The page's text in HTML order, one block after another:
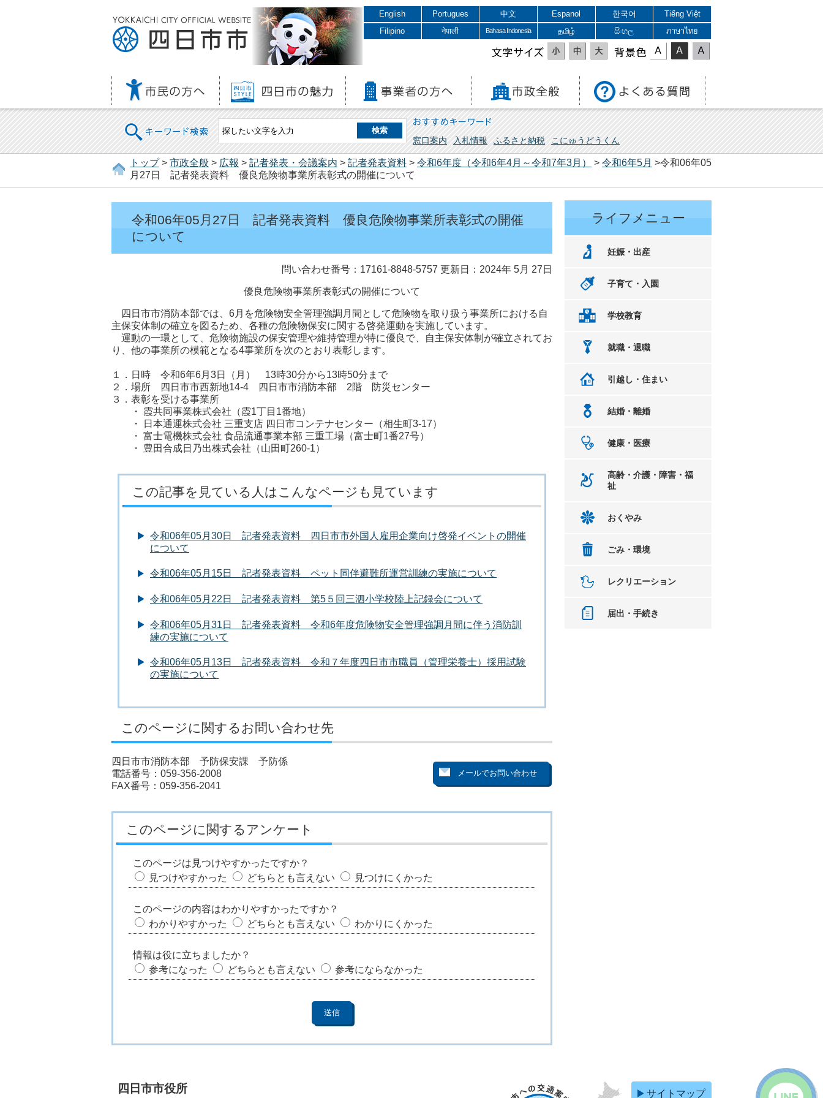
English Portugues 中文 Espanol 한국어
Tiếng Việt
Filipino
नेपाली Bahasa Indonesia தமிழ் සිංහල ภาษาไทย
文字サイズ 表示色
キーワード検索 おすすめキーワード
窓口案内 入札情報 ふるさと納税 こにゅうどうくん
トップ> 市政全般 > 広報 > 記者発表・会議案内 > 記者発表資料 > 令和6年度（令和6年4月～令和7年3月） > 令和6年5月 >令和06年05
月27日 記者発表資料 優良危険物事業所表彰式の開催について
令和06年05月27日 記者発表資料 優良危険物事業所表彰式の開催
について
問い合わせ番号：17161-8848-5757 更新日：2024年 5月 27日
優良危険物事業所表彰式の開催について
四日市市消防本部では、6月を危険物安全管理強調月間として危険物を取り扱う事業所における自
主保安体制の確立を図るため、各種の危険物保安に関する啓発運動を実施しています。
運動の一環として、危険物施設の保安管理や維持管理が特に優良で、自主保安体制が確立されてお
り、他の事業所の模範となる4事業所を次のとおり表彰します。
１．日時 令和6年6月3日（月） 13時30分から13時50分まで
２．場所 四日市市西新地14-4 四日市市消防本部 2階 防災センター
３．表彰を受ける事業所
・ 霞共同事業株式会社（霞1丁目1番地）
・ 日本通運株式会社 三重支店 四日市コンテナセンター（相生町3-17）
・ 富士電機株式会社 食品流通事業本部 三重工場（富士町1番27号）
・ 豊田合成日乃出株式会社（山田町260-1）
この記事を見ている人はこんなページも見ています
令和06年05月30日 記者発表資料 四日市市外国人雇用企業向け啓発イベントの開催
について
令和06年05月15日 記者発表資料 ペット同伴避難所運営訓練の実施について
令和06年05月22日 記者発表資料 第5５回三泗小学校陸上記録会について
令和06年05月31日 記者発表資料 令和6年度危険物安全管理強調月間に伴う消防訓
練の実施について
令和06年05月13日 記者発表資料 令和７年度四日市市職員（管理栄養士）採用試験
の実施について
このページに関するお問い合わせ先
四日市市消防本部 予防保安課 予防係
電話番号：059-356-2008
FAX番号：059-356-2041
このページに関するアンケート
このページは見つけやすかったですか？
見つけやすかった
どちらとも言えない 見つけにくかった
このページの内容はわかりやすかったですか？
わかりやすかった
どちらとも言えない わかりにくかった
情報は役に立ちましたか？
参考になった
どちらとも言えない 参考にならなかった
ライフメニュー
妊娠・出産
子育て・入園
学校教育
就職・退職
引越し・住まい
結婚・離婚
健康・医療
高齢・介護・障害・福
祉
おくやみ
ごみ・環境
レクリエーション
届出・手続き
四日市市役所 サイトマップ